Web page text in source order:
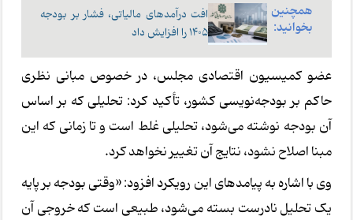
همچنین
بخوانید:
افت درآمدهای مالیاتی، فشار بر بودجه
۱۴۰۵ را افزایش داد
عضو کمیسیون اقتصادی مجلس، در خصوص مبانی نظری
حاکم بر بودجه‌نویسی کشور، تأکید کرد: تحلیلی که بر اساس
آن بودجه نوشته می‌شود، تحلیلی غلط است و تا زمانی که این
مبنا اصلاح نشود، نتایج آن تغییر نخواهد کرد.
وی با اشاره به پیامدهای این رویکرد افزود: «وقتی بودجه بر پایه
یک تحلیل نادرست بسته می‌شود، طبیعی است که خروجی آن